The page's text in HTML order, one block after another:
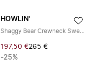
HOWLIN'
Shaggy Bear Crewneck Sweater
197,50 €265 €
-25%